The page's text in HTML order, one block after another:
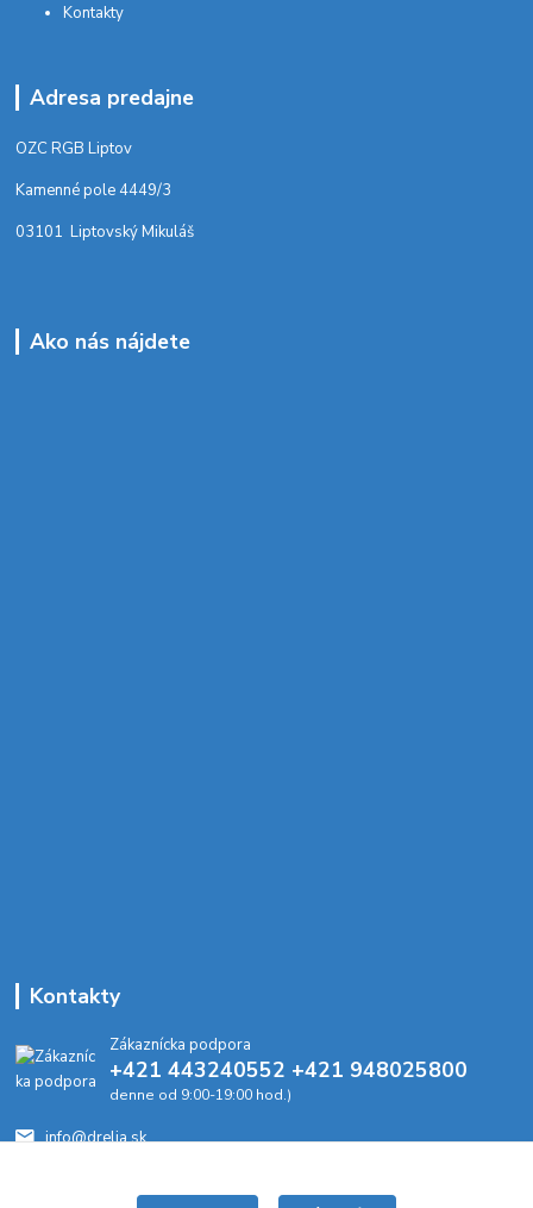
Kontakty
Adresa predajne
OZC RGB Liptov
Kamenné pole 4449/3
03101 Liptovský Mikuláš
Ako nás nájdete
Kontakty
Zákaznícka podpora
+421 443240552 +421 948025800
denne od 9:00-19:00 hod.)
info@drelia.sk